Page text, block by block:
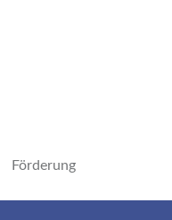
Förderung